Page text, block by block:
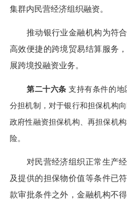
集群内民营经济组织融资。
推动银行业金融机构为符合
高效便捷的跨境贸易结算服务
展跨境投融资业务。
第二十六条 支持有条件的地
分担机制，对于银行和担保机构
政府性融资担保机构、再担保机
险。
对民营经济组织正常生产经
及提供的担保物价值等条件已
款审批条件之外，金融机构不